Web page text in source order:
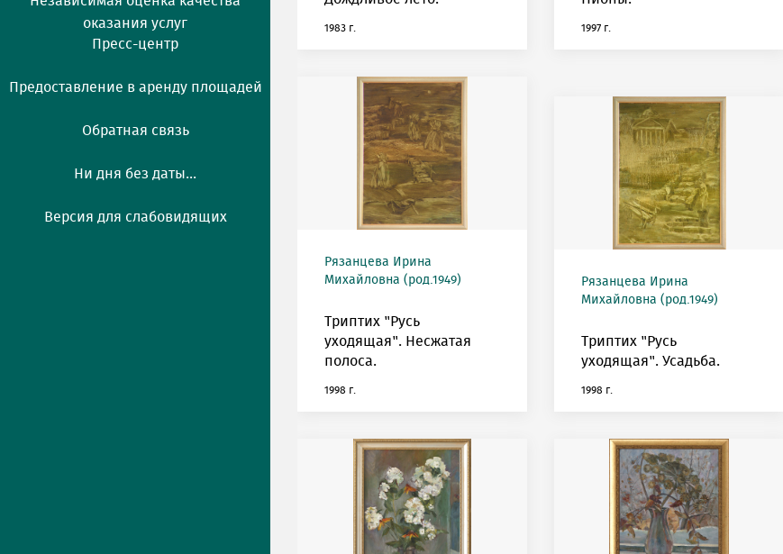
оказания услуг
Пресс-центр
Предоставление в аренду площадей
Обратная связь
Ни дня без даты...
Версия для слабовидящих
1983 г. 1997 г.
Рязанцева Ирина
Михайловна (род.1949)
Триптих "Русь
уходящая". Несжатая
полоса.
1998 г.
Рязанцева Ирина
Михайловна (род.1949)
Триптих "Русь
уходящая". Усадьба.
1998 г.